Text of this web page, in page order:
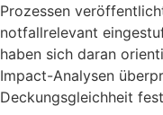
Prozessen
notfallrelevant
haben sich daran
Impact-Analysen
Deckungsgleichheit